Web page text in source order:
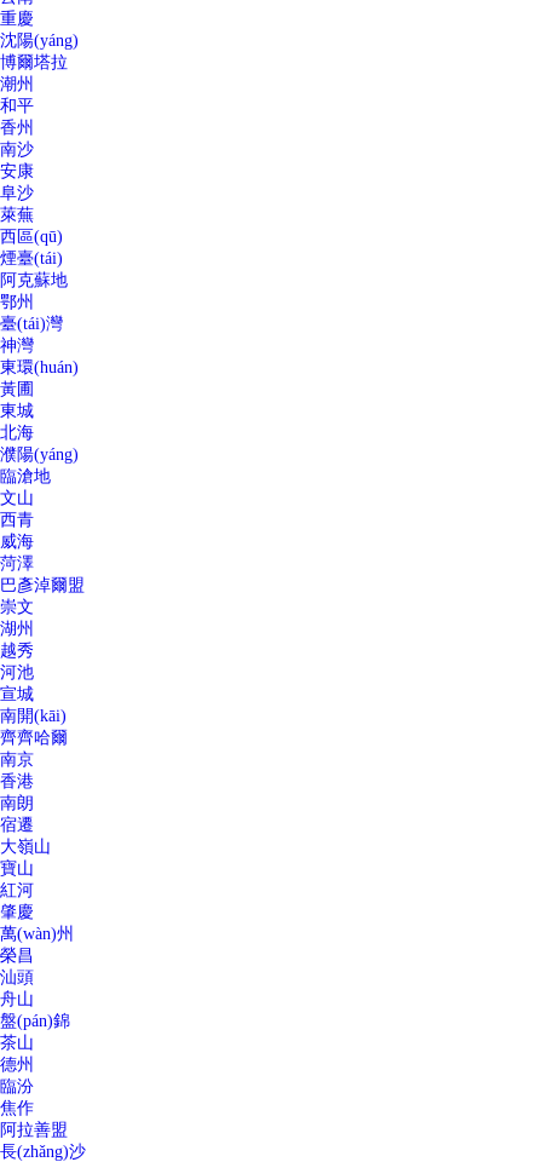
重慶
沈陽(yáng)
博爾塔拉
潮州
和平
香州
南沙
安康
阜沙
萊蕪
西區(qū)
煙臺(tái)
阿克蘇地
鄂州
臺(tái)灣
神灣
東環(huán)
黃圃
東城
北海
濮陽(yáng)
臨滄地
文山
西青
威海
菏澤
巴彥淖爾盟
崇文
湖州
越秀
河池
宣城
南開(kāi)
齊齊哈爾
南京
香港
南朗
宿遷
大嶺山
寶山
紅河
肇慶
萬(wàn)州
榮昌
汕頭
舟山
盤(pán)錦
茶山
德州
臨汾
焦作
阿拉善盟
長(zhǎng)沙